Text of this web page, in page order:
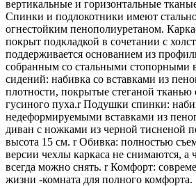
вертикальные и горизонтальные
Спинки и подлокотники имеют
огнестойким пенополиуретаном.
покрыт подкладкой в сочетании с
поддерживается основанием из
собранным со стальными стопорными
сидений: набивка со вставками из
плотности, покрытые стеганой тканью
гусиного пуха.r Подушки спинки:
недеформируемыми вставками из
диван с ножками из черной тисненой
высота 15 см. r Обивка: полностью
версии чехлы каркаса не снимаются, а
всегда можно снять. r Комфорт:
жизни -комната для полного комфорта.